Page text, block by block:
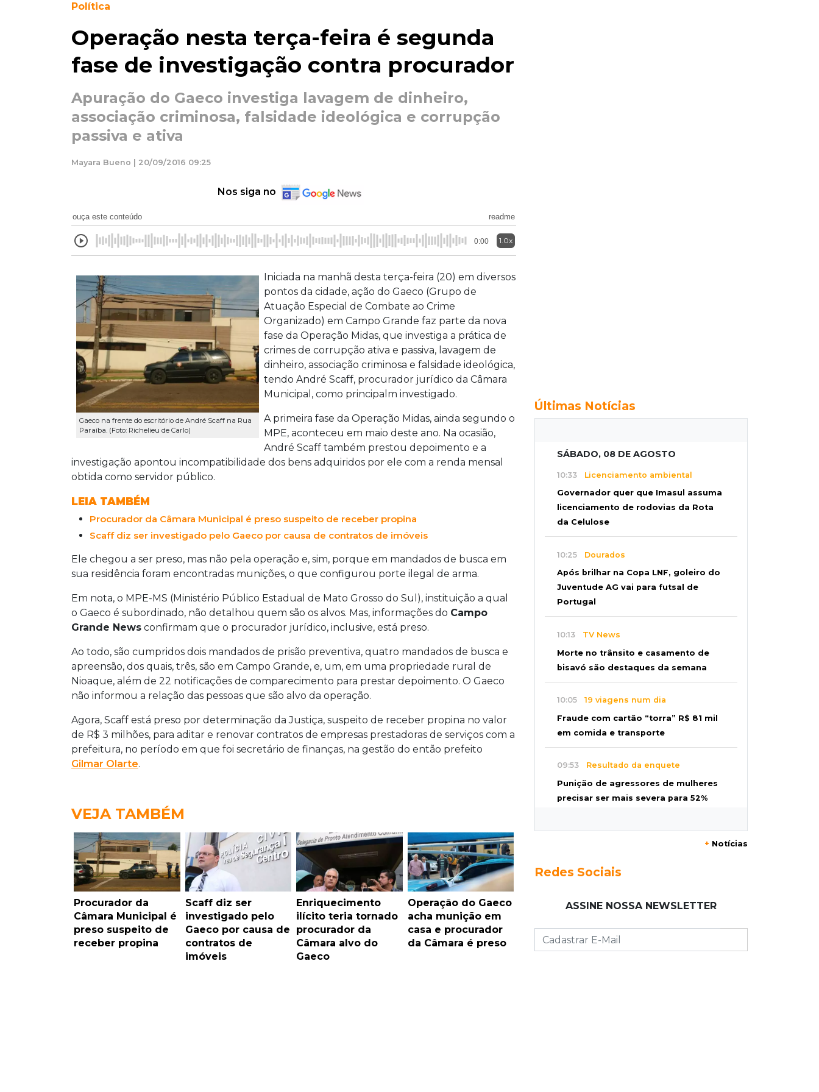
Política
Operação nesta terça-feira é segunda
fase de investigação contra procurador
Apuração do Gaeco investiga lavagem de dinheiro,
associação criminosa, falsidade ideológica e corrupção
passiva e ativa
Mayara Bueno | 20/09/2016 09:25
Nos siga no
ouça este conteúdo readme
0:00 1.0x
Gaeco na frente do escritório de André Scaff na Rua
Paraíba. (Foto: Richelieu de Carlo)
Iniciada na manhã desta terça-feira (20) em diversos
pontos da cidade, ação do Gaeco (Grupo de
Atuação Especial de Combate ao Crime
Organizado) em Campo Grande faz parte da nova
fase da Operação Midas, que investiga a prática de
crimes de corrupção ativa e passiva, lavagem de
dinheiro, associação criminosa e falsidade ideológica,
tendo André Scaff, procurador jurídico da Câmara
Municipal, como principalm investigado.
A primeira fase da Operação Midas, ainda segundo o
MPE, aconteceu em maio deste ano. Na ocasião,
André Scaff também prestou depoimento e a
investigação apontou incompatibilidade dos bens adquiridos por ele com a renda mensal
obtida como servidor público.
LEIA TAMBÉM
Procurador da Câmara Municipal é preso suspeito de receber propina
Scaff diz ser investigado pelo Gaeco por causa de contratos de imóveis
Ele chegou a ser preso, mas não pela operação e, sim, porque em mandados de busca em
sua residência foram encontradas munições, o que configurou porte ilegal de arma.
Em nota, o MPE-MS (Ministério Público Estadual de Mato Grosso do Sul), instituição a qual
o Gaeco é subordinado, não detalhou quem são os alvos. Mas, informações do Campo
Grande News confirmam que o procurador jurídico, inclusive, está preso.
Ao todo, são cumpridos dois mandados de prisão preventiva, quatro mandados de busca e
apreensão, dos quais, três, são em Campo Grande, e, um, em uma propriedade rural de
Nioaque, além de 22 notificações de comparecimento para prestar depoimento. O Gaeco
não informou a relação das pessoas que são alvo da operação.
Agora, Scaff está preso por determinação da Justiça, suspeito de receber propina no valor
de R$ 3 milhões, para aditar e renovar contratos de empresas prestadoras de serviços com a
prefeitura, no período em que foi secretário de finanças, na gestão do então prefeito
Gilmar Olarte.
VEJA TAMBÉM
Procurador da
Câmara Municipal é
preso suspeito de
receber propina
Scaff diz ser
investigado pelo
Gaeco por causa de
contratos de
imóveis
Enriquecimento
ilícito teria tornado
procurador da
Câmara alvo do
Gaeco
Operação do Gaeco
acha munição em
casa e procurador
da Câmara é preso
Últimas Notícias
SÁBADO, 08 DE AGOSTO
10:33 Licenciamento ambiental
Governador quer que Imasul assuma
licenciamento de rodovias da Rota
da Celulose
10:25 Dourados
Após brilhar na Copa LNF, goleiro do
Juventude AG vai para futsal de
Portugal
10:13 TV News
Morte no trânsito e casamento de
bisavó são destaques da semana
10:05 19 viagens num dia
Fraude com cartão “torra” R$ 81 mil
em comida e transporte
09:53 Resultado da enquete
Punição de agressores de mulheres
precisar ser mais severa para 52%
garagem e é abandonado após
Pedestre morre atropelado durante
+ Notícias
Redes Sociais
ASSINE NOSSA NEWSLETTER